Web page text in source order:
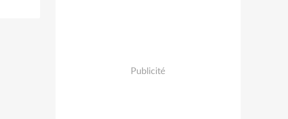
Publicité